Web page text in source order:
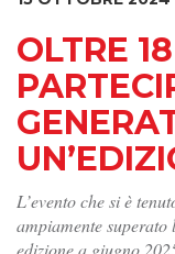
OLTRE
L’evento che si è
ampiamente superato
edizione a giugno